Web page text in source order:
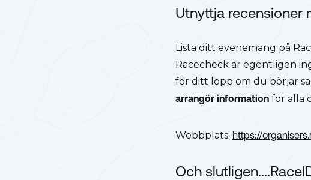
Utnyttja recensioner
Lista ditt evenemang på
Racecheck är egentligen
för ditt lopp om du börjar
arrangör information för alla
Webbplats: https://
Och